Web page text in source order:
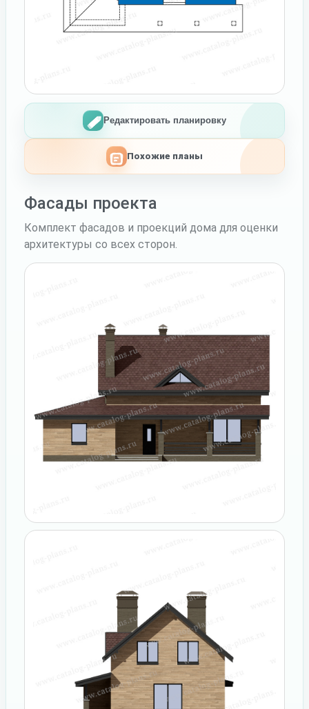
Редактировать планировку
Похожие планы
Фасады проекта
Комплект фасадов и проекций дома для оценки
архитектуры со всех сторон.